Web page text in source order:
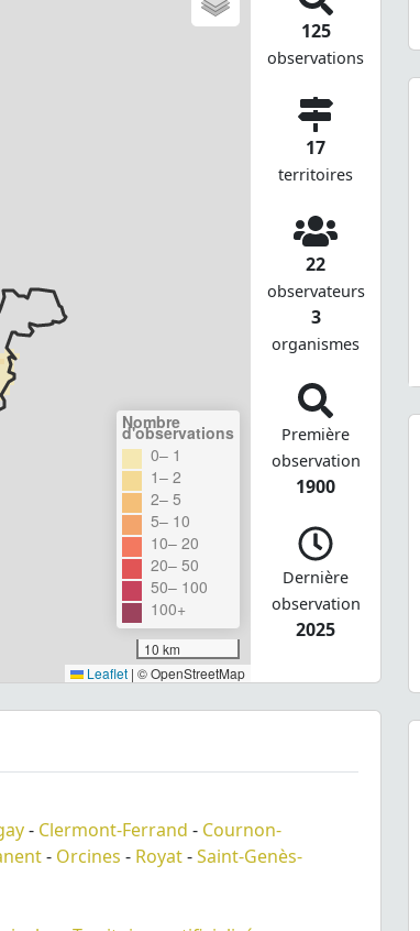
Nombre
d'observations
0– 1
1– 2
2– 5
5– 10
10– 20
20– 50
50– 100
100+
10 km
Leaflet | © OpenStreetMap
125
observations
17
territoires
22
observateurs
3
organismes
Première
observation
1900
Dernière
observation
2025
- Clermont-Ferrand - Cournon-
- Orcines - Royat-Saint-Genès-